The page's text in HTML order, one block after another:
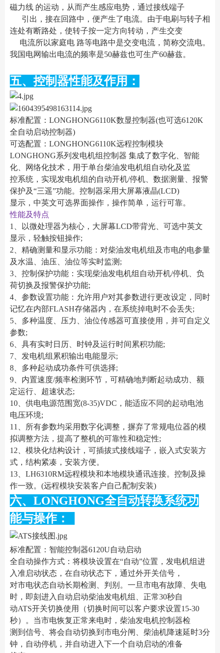
磁力线 的运动，从而产生感应电势，通过接线端子
引出，接在回路中，便产生了电流。由于电刷与转子相
连处有断路处，使转子按一定方向转动，产生交变
电流所以家庭电 路等电路中是交变电流，简称交流电。
我国电网输出电流的频率是50赫兹也可生产60赫兹。
五、控制器性能及作用：
标准配置：LONGHONG6110K数显控制器(也可选6120K
全自动启动控制器)
可选配置：LONGHONG6110K远程控制模块
LONGHONG系列发电机组控制器 集成了数字化、智能
化、网络化技术，用于单台柴油发电机组自动化及监
控系统，实现发电机组的自动开机/停机、数据测量、报警
保护及“三遥”功能。控制器采用大屏幕液晶(LCD)
显示，中英文可选界面操作，操作简单，运行可靠。
性能及特点
1、以微处理器为核心，大屏幕LCD带背光、可选中英文
显示，轻触按钮操作;
2、精确测量和显示功能：对柴油发电机组及市电的电参量
及水温、油压、油位等实时监测;
3、控制保护功能：实现柴油发电机组自动开机/停机、负
荷切换及报警保护功能;
4、参数设置功能：允许用户对其参数进行更改设定，同时
记忆在内部FLASH存储器内，在系统掉电时不会丢失;
5、多种温度、压力、油位传感器可直接使用，并可自定义
参数;
6、具有实时日历、时钟及运行时间累积功能;
7、发电机组累积输出电能显示;
8、多种起动成功条件可供选择;
9、内置速度/频率检测环节，可精确地判断起动成功、额
定运行、超速状态;
10、供电电源范围宽(8-35)VDC，能适应不同的起动电池
电压环境;
11、所有参数均采用数字化调整，摒弃了常规电位器的模
拟调整方法，提高了整机的可靠性和稳定性;
12、模块化结构设计，可插拔式接线端子，嵌入式安装方
式，结构紧凑，安装方便。
13、LH6310RM远程模块和本地模块通讯连接。控制及操
作一致。(远程模块安装客户自己配制安装)
六、LONGHONG全自动转换系统功
能与操作：
标准配置：智能控制器6120U自动启动
全自动操作方式：将模块设置在“自动”位置，发电机组进
入准启动状态，在自动状态下，通过外开关信号，
对市电状态自动长期检测、判别。一旦市电有故障、失电
时，即刻进入自动启动柴油发电机组、正常30秒自
动ATS开关切换使用（切换时间可以客户要求设置15-30
秒）。当市电恢复正常来电时，柴油发电机控制器检
测到信号、将会自动切换到市电分闸、柴油机降速延时3分
钟，自动停机，并自动进入下一个自动启动的准备